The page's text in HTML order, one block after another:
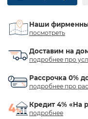
Наши
посмотреть
Доставим на
подробнее про
Рассрочка 0%
подробнее про
Кредит 4% «На
подробнее